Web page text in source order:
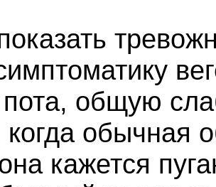
общую
когда обычная
кажется